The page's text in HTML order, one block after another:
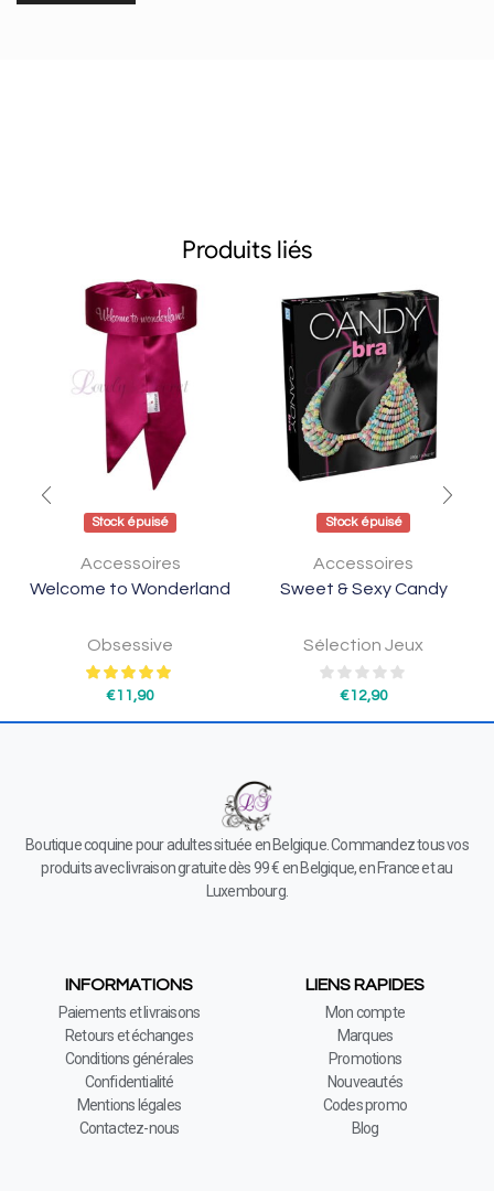
Produits liés
Stock épuisé
Accessoires
Welcome to Wonderland
Obsessive
€11,90
Stock épuisé
Accessoires
Sweet & Sexy Candy
Sélection Jeux
€12,90
Boutique coquine pour adultes située en Belgique. Commandez tous vos
produits avec livraison gratuite dès 99 € en Belgique, en France et au
Luxembourg.
INFORMATIONS
Paiements et livraisons
Retours et échanges
Conditions générales
Confidentialité
Mentions légales
Contactez-nous
LIENS RAPIDES
Mon compte
Marques
Promotions
Nouveautés
Codes promo
Blog